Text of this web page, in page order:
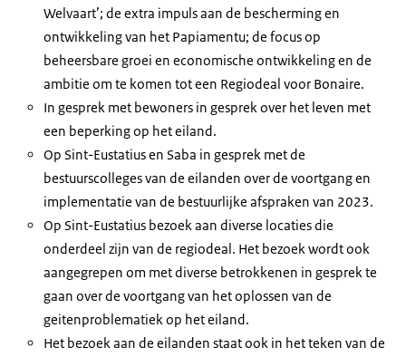
Welvaart’; de extra impuls aan de bescherming en
ontwikkeling van het Papiamentu; de focus op
beheersbare groei en economische ontwikkeling en de
ambitie om te komen tot een Regiodeal voor Bonaire.
In gesprek met bewoners in gesprek over het leven met
een beperking op het eiland.
Op Sint-Eustatius en Saba in gesprek met de
bestuurscolleges van de eilanden over de voortgang en
implementatie van de bestuurlijke afspraken van 2023.
Op Sint-Eustatius bezoek aan diverse locaties die
onderdeel zijn van de regiodeal. Het bezoek wordt ook
aangegrepen om met diverse betrokkenen in gesprek te
gaan over de voortgang van het oplossen van de
geitenproblematiek op het eiland.
Het bezoek aan de eilanden staat ook in het teken van de